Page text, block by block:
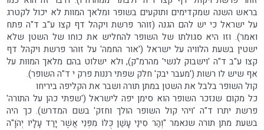
בראש השנה שמקדימים ותוקעים בשופר ומלאך המוות לא יכול לקטרג
על ישראל כי יש להם הגנה (זוהר פרשת ויקהל דף קצו ע"ב ד"ה פתח
ואמר). וזו היא סגולתו של השופר להחליש את כוחו של השטן שלא
ישטין בשעת הלוויה על ישראל ('אור החמה' על זוהר פרשת ויקהל דף
קצו ע"ב ד"ה 'וישבוק לנשי' מהרמ"ק), ולא ישלוט בהם מלאך המוות על
אף שיש לו רשות ('מעבר יבק' חלק שפתי רננות פרק י ד"ה השופר).
קול השופר בלבל את השטן במתן תורה ושבר את הקליפה ביריחו
כל מקום שנזכר השופר הוא סימן יפה לישראל ('שפתי כהן על התורה'
פרשת יתרו ד"ה 'ויהי קול השופר הולך וחזק' בשם המדרש). כך היה
בשעת מתן תורה שנאמר "וְהַר סִינַי עָשַׁן כֻּלּוֹ מִפְּנֵי אֲשֶׁר יָרַד עָלָיו יְהֹוָ"ה